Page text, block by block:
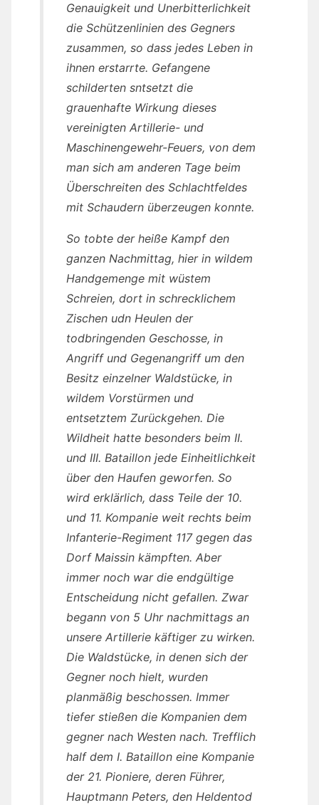
Genauigkeit und Unerbitterlichkeit
die Schützenlinien des Gegners
zusammen, so dass jedes Leben in
ihnen erstarrte. Gefangene
schilderten sntsetzt die
grauenhafte Wirkung dieses
vereinigten Artillerie- und
Maschinengewehr-Feuers, von dem
man sich am anderen Tage beim
Überschreiten des Schlachtfeldes
mit Schaudern überzeugen konnte.
So tobte der heiße Kampf den
ganzen Nachmittag, hier in wildem
Handgemenge mit wüstem
Schreien, dort in schrecklichem
Zischen udn Heulen der
todbringenden Geschosse, in
Angriff und Gegenangriff um den
Besitz einzelner Waldstücke, in
wildem Vorstürmen und
entsetztem Zurückgehen. Die
Wildheit hatte besonders beim II.
und III. Bataillon jede Einheitlichkeit
über den Haufen geworfen. So
wird erklärlich, dass Teile der 10.
und 11. Kompanie weit rechts beim
Infanterie-Regiment 117 gegen das
Dorf Maissin kämpften. Aber
immer noch war die endgültige
Entscheidung nicht gefallen. Zwar
begann von 5 Uhr nachmittags an
unsere Artillerie käftiger zu wirken.
Die Waldstücke, in denen sich der
Gegner noch hielt, wurden
planmäßig beschossen. Immer
tiefer stießen die Kompanien dem
gegner nach Westen nach. Trefflich
half dem I. Bataillon eine Kompanie
der 21. Pioniere, deren Führer,
Hauptmann Peters, den Heldentod